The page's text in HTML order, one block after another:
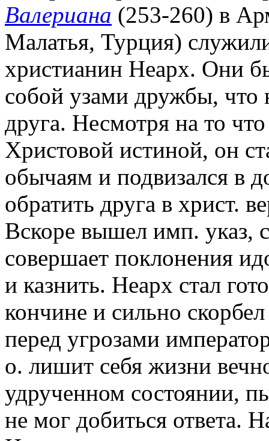
Валериана (253-260) в
Малатья, Турция)
христианин Неарх. Они
собой узами дружбы, что
друга. Несмотря на то
Христовой истиной, он
обычаям и подвизался в
обратить друга в христ.
Вскоре вышел имп. указ,
совершает поклонения
и казнить. Неарх стал
кончине и сильно
перед угрозами
о. лишит себя жизни
удрученном состоянии,
не мог добиться ответа.